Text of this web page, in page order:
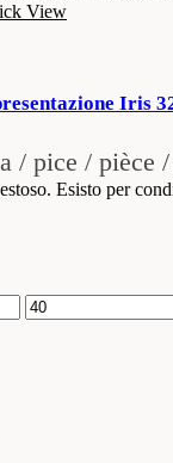
View
Iris
/ pice / pièce
Esisto per
Precio
máximo